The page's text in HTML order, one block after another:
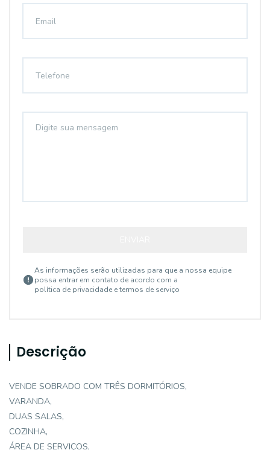
As informações serão utilizadas para que a nossa equipe
possa entrar em contato de acordo com a
política de privacidade e termos de serviço
Descrição
VENDE SOBRADO COM TRÊS DORMITÓRIOS,
VARANDA,
DUAS SALAS,
COZINHA,
ÁREA DE SERVIÇOS,